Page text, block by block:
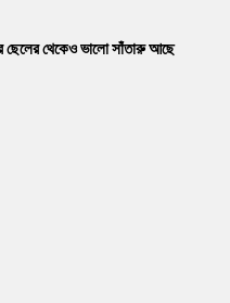
ছেলের থেকেও ভালো সাঁতারু আছে